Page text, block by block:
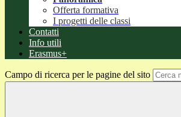
Offerta formativa
I progetti delle classi
Contatti
Info utili
Erasmus+
Campo di ricerca per le pagine del sito